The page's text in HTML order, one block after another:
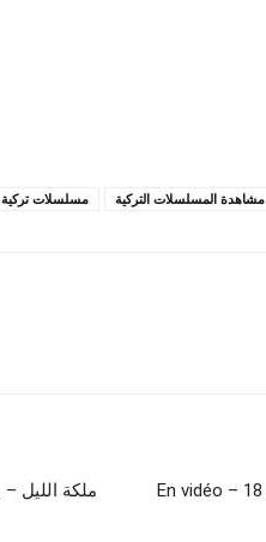
مسلسلات تركية مشاهدة المسلسلات التركية
En vidéo – 18 ملكة الليل – مترجمة إلى اللغة العربية